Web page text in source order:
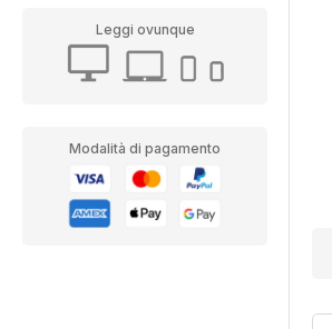
Leggi ovunque
Modalità di pagamento